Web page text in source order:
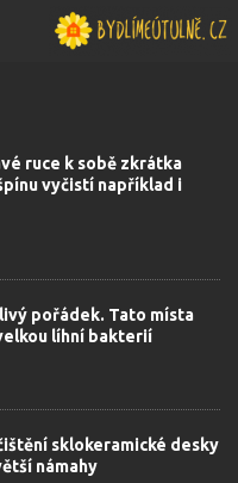
ruce k sobě zkrátka
vyčistí například i
pořádek. Tato místa
líhní bakterií
sklokeramické desky
námahy